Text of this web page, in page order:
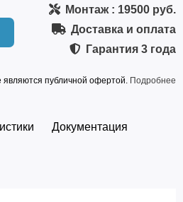
Монтаж: 19500 руб.
Доставка и оплата
Гарантия 3 года
публичной офертой. Подробнее
Документация